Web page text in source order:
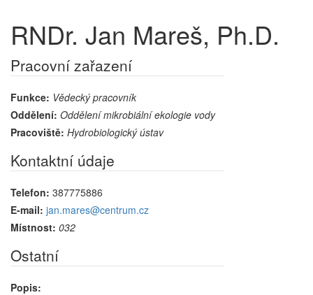
RNDr. Jan Mareš, Ph.D.
Pracovní zařazení
Funkce: Vědecký pracovník
Oddělení: Oddělení mikrobiální ekologie vody
Pracoviště: Hydrobiologický ústav
Kontaktní údaje
Telefon: 387775886
E-mail: jan.mares@centrum.cz
Místnost: 032
Ostatní
Popis: